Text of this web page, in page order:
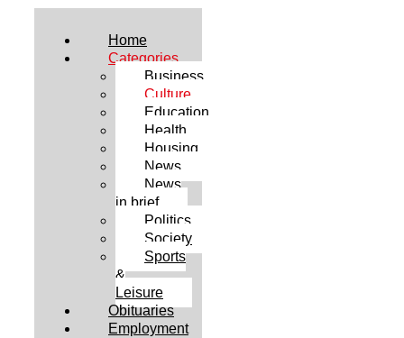
Home
Categories
Business
Culture
Education
Health
Housing
News
News
in brief
Politics
Society
Sports
&
Leisure
Obituaries
Employment